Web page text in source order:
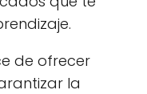
de ofrecer
la